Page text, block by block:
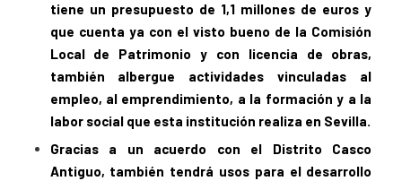
tiene un presupuesto de 1,1 millones de euros y
que cuenta ya con el visto bueno de la Comisión
Local de Patrimonio y con licencia de obras,
también albergue actividades vinculadas al
empleo, al emprendimiento, a la formación y a la
labor social que esta institución realiza en Sevilla.
Gracias a un acuerdo con el Distrito Casco
Antiguo, también tendrá usos para el desarrollo